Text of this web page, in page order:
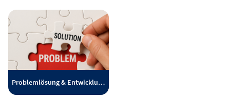
Problemlösung & Entwicklung